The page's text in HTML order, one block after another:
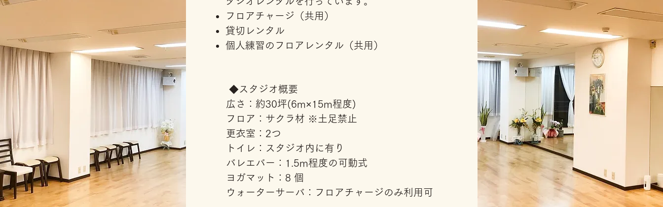
フロアチャージ（共用）
貸切レンタル
個人練習のフロアレンタル（共用）
◆スタジオ概要
広さ：約30坪(6m×15m程度)
フロア：サクラ材 ※土足禁止
更衣室：2つ
トイレ：スタジオ内に有り
バレエバー：1.5m程度の可動式
ヨガマット：8 個
ウォーターサーバ：フロアチャージのみ利用可